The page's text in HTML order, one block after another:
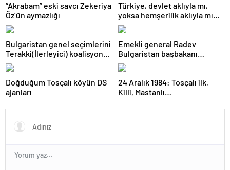
“Akrabam” eski savcı Zekeriya
Öz’ün aymazlığı
Türkiye, devlet aklıyla mı,
yoksa hemşerilik aklıyla mı
yönetiliyor?
Bulgaristan genel seçimlerini
Terakki(İlerleyici) koalisyonu
kazandı
Emekli general Radev
Bulgaristan başbakanı
olabilecek mi?
Doğduğum Tosçalı köyün DS
ajanları
24 Aralık 1984: Tosçalı ilk,
Killi, Mastanlı…